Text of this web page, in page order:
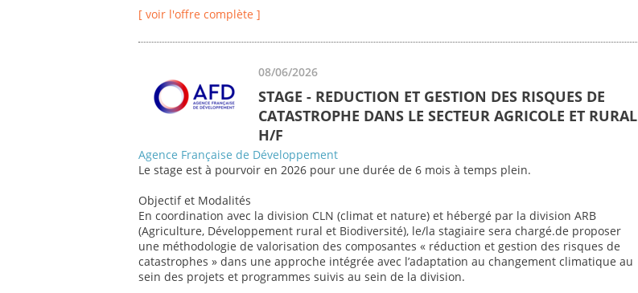
[ voir l'offre complète ]
08/06/2026
STAGE - REDUCTION ET GESTION DES RISQUES DE
CATASTROPHE DANS LE SECTEUR AGRICOLE ET RURAL
H/F
Agence Française de Développement
Le stage est à pourvoir en 2026 pour une durée de 6 mois à temps plein.
Objectif et Modalités
En coordination avec la division CLN (climat et nature) et hébergé par la division ARB
(Agriculture, Développement rural et Biodiversité), le/la stagiaire sera chargé.de proposer
une méthodologie de valorisation des composantes « réduction et gestion des risques de
catastrophes » dans une approche intégrée avec l’adaptation au changement climatique au
sein des projets et programmes suivis au sein de la division.